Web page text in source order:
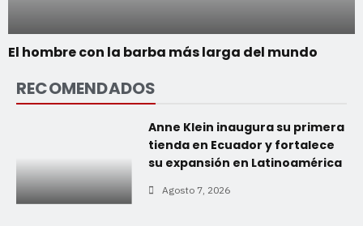
El hombre con la barba más larga del mundo
RECOMENDADOS
Anne Klein inaugura su primera
tienda en Ecuador y fortalece
su expansión en Latinoamérica
Agosto 7, 2026